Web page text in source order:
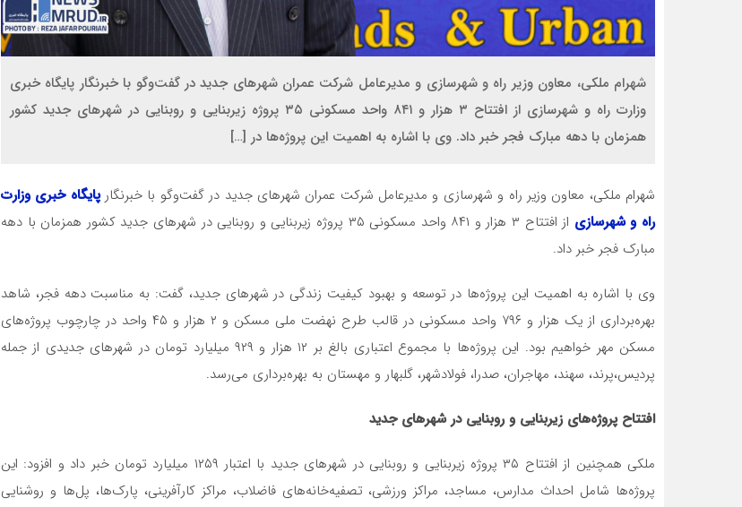
شهرام ملکی، معاون وزیر راه و شهرسازی و مدیرعامل شرکت عمران شهرهای جدید در گفت‌وگو با خبرنگار پایگاه خبری
وزارت راه و شهرسازی از افتتاح ۳ هزار و ۸۴۱ واحد مسکونی ۳۵ پروژه زیربنایی و روبنایی در شهرهای جدید کشور
همزمان با دهه مبارک فجر خبر داد. وی با اشاره به اهمیت این پروژه‌ها در […]
شهرام ملکی، معاون وزیر راه و شهرسازی و مدیرعامل شرکت عمران شهرهای جدید در گفت‌وگو با خبرنگارپایگاه خبری وزارت
راه و شهرسازی
از افتتاح ۳ هزار و ۸۴۱ واحد مسکونی ۳۵ پروژه زیربنایی و روبنایی در شهرهای جدید کشور همزمان با دهه
مبارک فجر خبر داد.
وی با اشاره به اهمیت این پروژه‌ها در توسعه و بهبود کیفیت زندگی در شهرهای جدید، گفت: به مناسبت دهه فجر، شاهد
بهره‌برداری از یک هزار و ۷۹۶ واحد مسکونی در قالب طرح نهضت ملی مسکن و ۲ هزار و ۴۵ واحد در چارچوب پروژه‌های
مسکن مهر خواهیم بود. این پروژه‌ها با مجموع اعتباری بالغ بر ۱۲ هزار و ۹۲۹ میلیارد تومان در شهرهای جدیدی از جمله
پردیس،پرند، سهند، مهاجران، صدرا، فولادشهر، گلبهار و مهستان به بهره‌برداری می‌رسد.
افتتاح پروژه‌های زیربنایی و روبنایی در شهرهای جدید
ملکی همچنین از افتتاح ۳۵ پروژه زیربنایی و روبنایی در شهرهای جدید با اعتبار ۱۲۵۹ میلیارد تومان خبر داد و افزود: این
پروژه‌ها شامل احداث مدارس، مساجد، مراکز ورزشی، تصفیه‌خانه‌های فاضلاب، مراکز کارآفرینی، پارک‌ها، پل‌ها و روشنایی